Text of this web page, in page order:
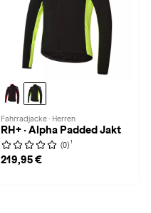
Fahrradjacke · Herren
RH+ · Alpha Padded Jakt
(0) 1
219,95 €